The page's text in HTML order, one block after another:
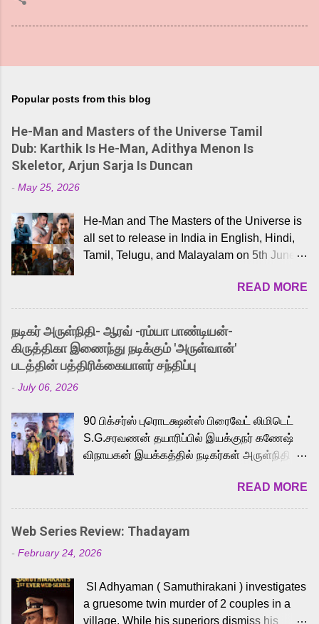
Popular posts from this blog
He-Man and Masters of the Universe Tamil
Dub: Karthik Is He-Man, Adithya Menon Is
Skeletor, Arjun Sarja Is Duncan
- May 25, 2026
He-Man and The Masters of the Universe is
all set to release in India in English, Hindi,
Tamil, Telugu, and Malayalam on 5th June,
received a lot of love from cult He-Man fans
and offered audiences an exciting glimpse
into the world of Eternia, the recently
released Tamil trailer has also generated
strong excitement among Tamil audiences.
Adding to the growing buzz is the film’s
to the iconic superhero He-Man. Known for
memorable songs like “Behene De” from
Raavan, “Oru Maalai” from Ghajini, and
loved for his versatile voice and strong
command over multiple languages, making
him a strong fit for the legendary character.
cinema, voices the menacing Skeletor
across the Tamil, Malayalam, and Telugu
versions. Joining them is Action King Arjun...
READ MORE
நடிகர் அருள்நிதி- ஆரவ் -ரம்யா பாண்டியன்-
கிருத்திகா இணைந்து நடிக்கும் 'அருள்வான்'
படத்தின் பத்திரிக்கையாளர் சந்திப்பு
- July 06, 2026
90 பிக்சர்ஸ் புரொடக்ஷன்ஸ் பிரைவேட் லிமிடெட்
S.G.சரவணன் தயாரிப்பில் இயக்குநர் கணேஷ்
விநாயகன் இயக்கத்தில் நடிகர்கள் அருள்நிதி -
முக்கிய வேடத்தில் இணைந்து நடித்திருக்கும்
'அருள்வான்' திரைப்படத்தினை
பத்திரிக்கையாளர் சந்திப்பு சென்னையில்
நடைபெற்றது. இயக்குநர் கணேஷ் விநாயகன்
இயக்கத்தில் உருவாகியுள்ள 'அருள்வான்'
வெங்கட், ரம்யா பாண்டியன், வி டி வி கணேஷ் ,
ஜான் விஜய், பேபி கிருத்திகா, 'பருத்திவீரன்'
READ MORE
Web Series Review: Thadayam
- February 24, 2026
SI Adhyaman ( Samuthirakani ) investigates
a gruesome twin murder of 2 couples in a
village. While his superiors dismiss his